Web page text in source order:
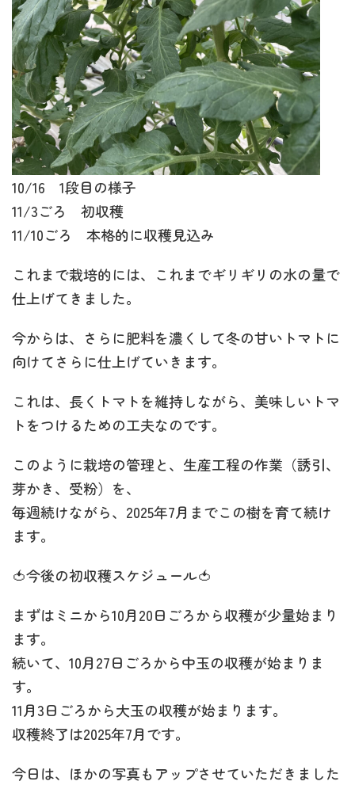
10/16 1段目の様子
11/3ごろ 初収穫
11/10ごろ 本格的に収穫見込み
これまで栽培的には、これまでギリギリの水の量で
仕上げてきました。
今からは、さらに肥料を濃くして冬の甘いトマトに
向けてさらに仕上げていきます。
これは、長くトマトを維持しながら、美味しいトマ
トをつけるための工夫なのです。
このように栽培の管理と、生産工程の作業（誘引、
芽かき、受粉）を、
毎週続けながら、2025年7月までこの樹を育て続け
ます。
🍅今後の初収穫スケジュール🍅
まずはミニから10月20日ごろから収穫が少量始まり
ます。
続いて、10月27日ごろから中玉の収穫が始まりま
す。
11月3日ごろから大玉の収穫が始まります。
収穫終了は2025年7月です。
今日は、ほかの写真もアップさせていただきました